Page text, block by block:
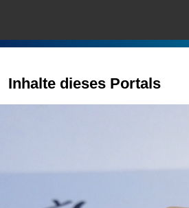
Inhalte dieses Portals